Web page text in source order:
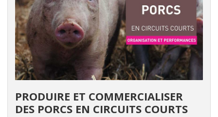
PRODUIRE ET COMMERCIALISER
DES PORCS EN CIRCUITS COURTS